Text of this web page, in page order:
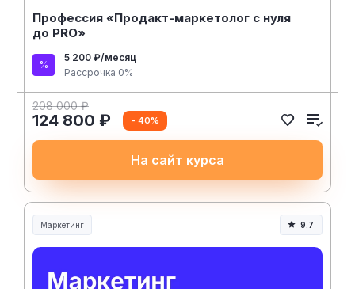
Профессия «Продакт-маркетолог с нуля
до PRO»
5 200 ₽/месяц
Рассрочка 0%
208 000 ₽
124 800 ₽ - 40%
На сайт курса
Маркетинг 9.7